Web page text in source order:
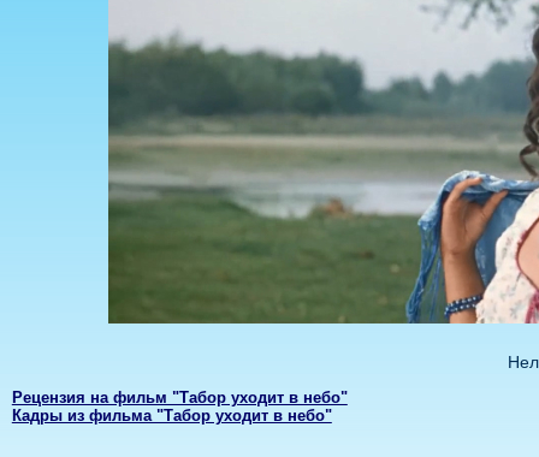
Рецензия на фильм "Табор уходит в небо"
Кадры из фильма "Табор уходит в небо"